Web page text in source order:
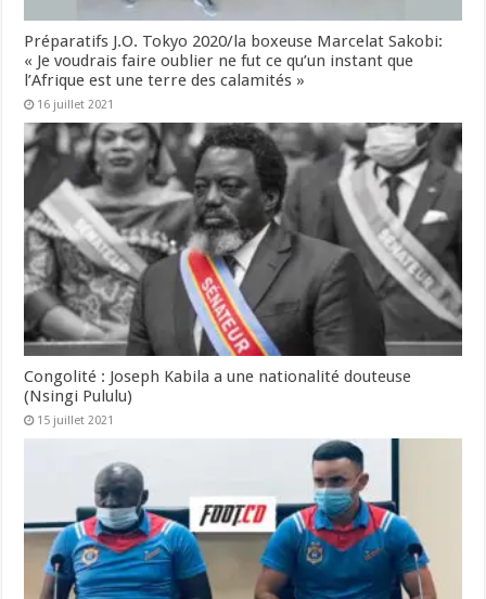
Préparatifs J.O. Tokyo 2020/la boxeuse Marcelat Sakobi:
« Je voudrais faire oublier ne fut ce qu’un instant que
l’Afrique est une terre des calamités »
16 juillet 2021
Congolité : Joseph Kabila a une nationalité douteuse
(Nsingi Pululu)
15 juillet 2021